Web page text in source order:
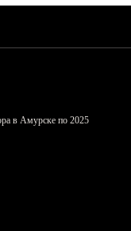
в Амурске по 2025